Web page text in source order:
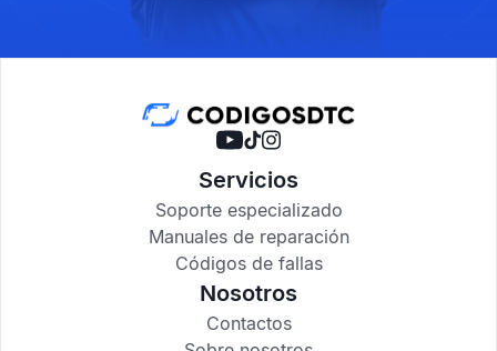
Servicios
Soporte especializado
Manuales de reparación
Códigos de fallas
Nosotros
Contactos